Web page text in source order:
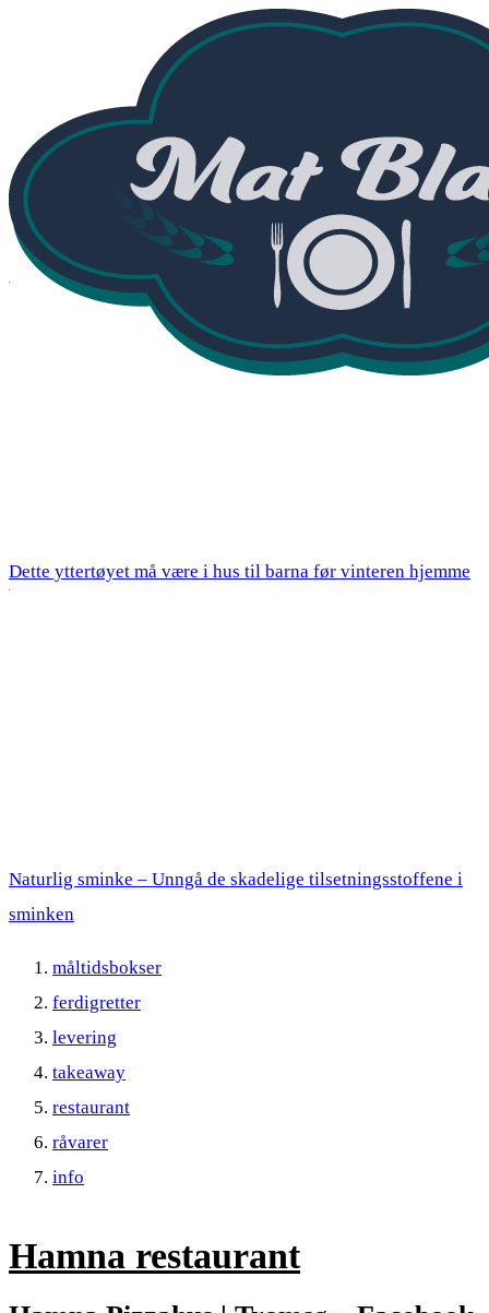
Dette yttertøyet må være i hus til barna før vinteren hjemme
Naturlig sminke – Unngå de skadelige tilsetningsstoffene i
sminken
måltidsbokser
ferdigretter
levering
takeaway
restaurant
råvarer
info
Hamna restaurant